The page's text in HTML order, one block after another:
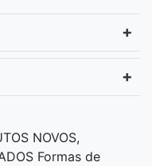
NOVOS,
Formas de